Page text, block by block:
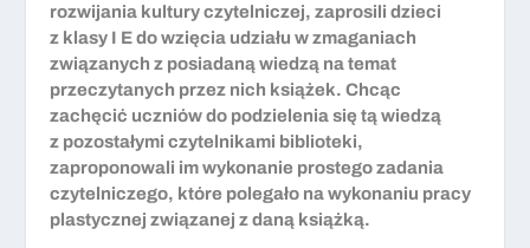
rozwijania kultury czytelniczej, zaprosili dzieci
z klasy I E do wzięcia udziału w zmaganiach
związanych z posiadaną wiedzą na temat
przeczytanych przez nich książek. Chcąc
zachęcić uczniów do podzielenia się tą wiedzą
z pozostałymi czytelnikami biblioteki,
zaproponowali im wykonanie prostego zadania
czytelniczego, które polegało na wykonaniu pracy
plastycznej związanej z daną książką.